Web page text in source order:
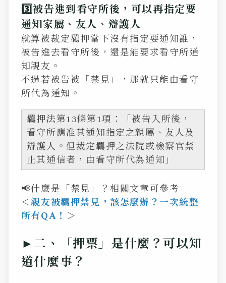
3️⃣被告進到看守所後，可以再指定要
通知家屬、友人、辯護人
就算被裁定羈押當下沒有指定要通知誰，
被告進去看守所後，還是能要求看守所通
知親友。
不過若被告被「禁見」，那就只能由看守
所代為通知。
羈押法第13條第1項：「被告入所後，
看守所應准其通知指定之親屬、友人及
辯護人。但裁定羈押之法院或檢察官禁
止其通信者，由看守所代為通知」
📢什麼是「禁見」？相關文章可參考
＜親友被羈押禁見，該怎麼辦？一次統整
所有QA！ ＞
►二、「押票」是什麼？可以知
道什麼事？